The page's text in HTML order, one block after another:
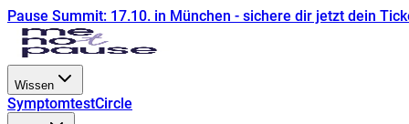
Pause Summit: 17.10. in München - sichere dir jetzt dein
Wissen
SymptomtestCircle